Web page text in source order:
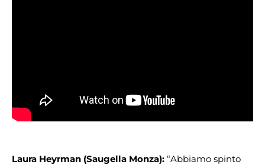
Laura Heyrman (Saugella Monza): “Abbiamo spinto